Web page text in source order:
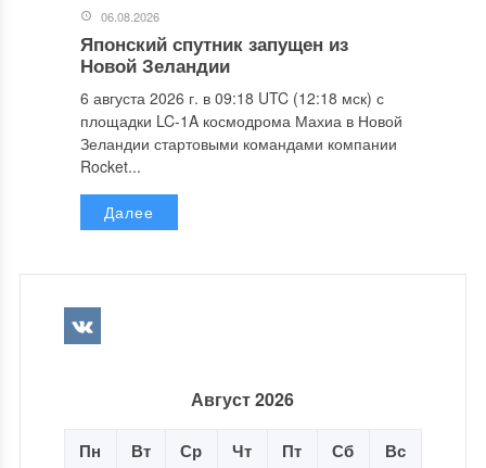
06.08.2026
Японский спутник запущен из
Новой Зеландии
6 августа 2026 г. в 09:18 UTC (12:18 мск) с
площадки LC-1A космодрома Махиа в Новой
Зеландии стартовыми командами компании
Rocket...
Далее
Август 2026
Пн Вт Ср Чт Пт Сб Вс